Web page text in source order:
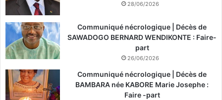
28/06/2026
Communiqué nécrologique | Décès de
SAWADOGO BERNARD WENDIKONTE : Faire-
part
26/06/2026
Communiqué nécrologique | Décès de
BAMBARA née KABORE Marie Josephe :
Faire -part